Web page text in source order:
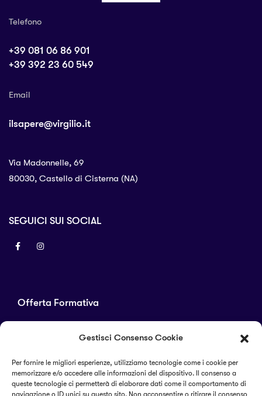
Gestisci Consenso Cookie
Per fornire le migliori esperienze, utilizziamo tecnologie come i cookie per
memorizzare e/o accedere alle informazioni del dispositivo. Il consenso a
queste tecnologie ci permetterà di elaborare dati come il comportamento di
navigazione o ID unici su questo sito. Non acconsentire o ritirare il consenso
Offerta Formativa
Corsi di perfezionamento
Alta formazione
Telefono
+39 081 06 86 901
+39 392 23 60 549
Email
ilsapere@virgilio.it
Via Madonnelle, 69
80030, Castello di Cisterna (NA)
SEGUICI SUI SOCIAL